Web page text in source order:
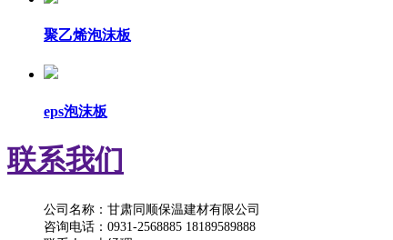
聚乙烯泡沫板
eps泡沫板
联系我们
公司名称：甘肃同顺保温建材有限公司
咨询电话：0931-2568885 18189589888